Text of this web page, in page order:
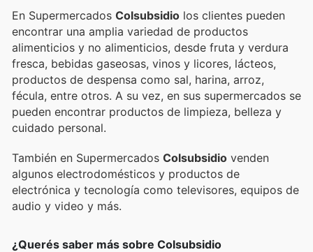
En Supermercados Colsubsidio los clientes pueden
encontrar una amplia variedad de productos
alimenticios y no alimenticios, desde fruta y verdura
fresca, bebidas gaseosas, vinos y licores, lácteos,
productos de despensa como sal, harina, arroz,
fécula, entre otros. A su vez, en sus supermercados se
pueden encontrar productos de limpieza, belleza y
cuidado personal.
También en Supermercados Colsubsidio venden
algunos electrodomésticos y productos de
electrónica y tecnología como televisores, equipos de
audio y video y más.
¿Querés saber más sobre Colsubsidio